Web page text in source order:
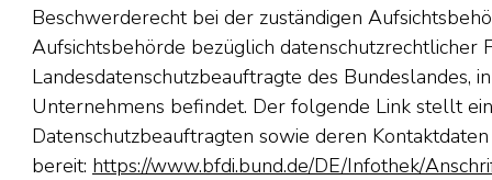
Beschwerderecht bei der zuständigen
Aufsichtsbehörde bezüglich datenschutzrechtlicher
Landesdatenschutzbeauftragte des Bundeslandes,
Unternehmens befindet. Der folgende Link stellt
Datenschutzbeauftragten sowie deren Kontaktdaten
bereit: https://www.bfdi.bund.de/DE/Infothek/